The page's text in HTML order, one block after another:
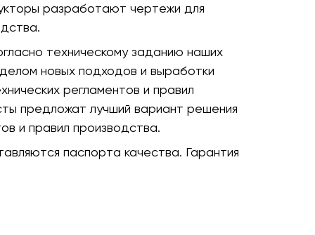
разработают чертежи для
техническому заданию наших
новых подходов и выработки
регламентов и правил
предложат лучший вариант решения
и правил производства.
паспорта качества. Гарантия